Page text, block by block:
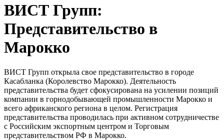
ВИСТ Групп:
Представительство в
Марокко
ВИСТ Групп открыла свое представительство в городе
Касабланка (Королевство Марокко). Деятельность
представительства будет сфокусирована на усилении позиций
компании в горнодобывающей промышленности Марокко и
всего африканского региона в целом. Регистрация
представительства проводилась при активном сотрудничестве
с Российским экспортным центром и Торговым
представительством РФ в Марокко.